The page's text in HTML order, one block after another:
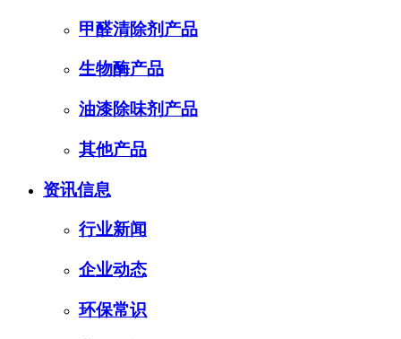
甲醛清除剂产品
生物酶产品
油漆除味剂产品
其他产品
资讯信息
行业新闻
企业动态
环保常识